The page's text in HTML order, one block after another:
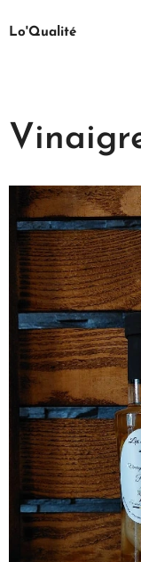
Lo'Qualité